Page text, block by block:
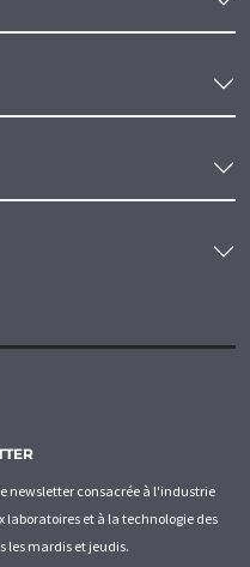
newsletter consacrée à l'industrie
et à la technologie des
les mardis et jeudis.